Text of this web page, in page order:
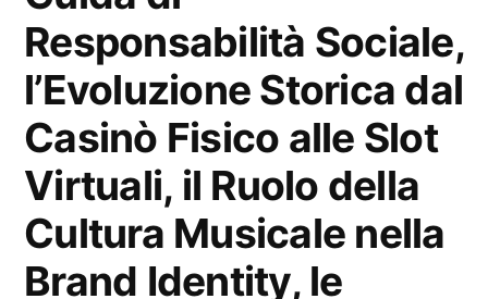
Responsabilità Sociale,
l’Evoluzione Storica dal
Casinò Fisico alle Slot
Virtuali, il Ruolo della
Cultura Musicale nella
Brand Identity, le